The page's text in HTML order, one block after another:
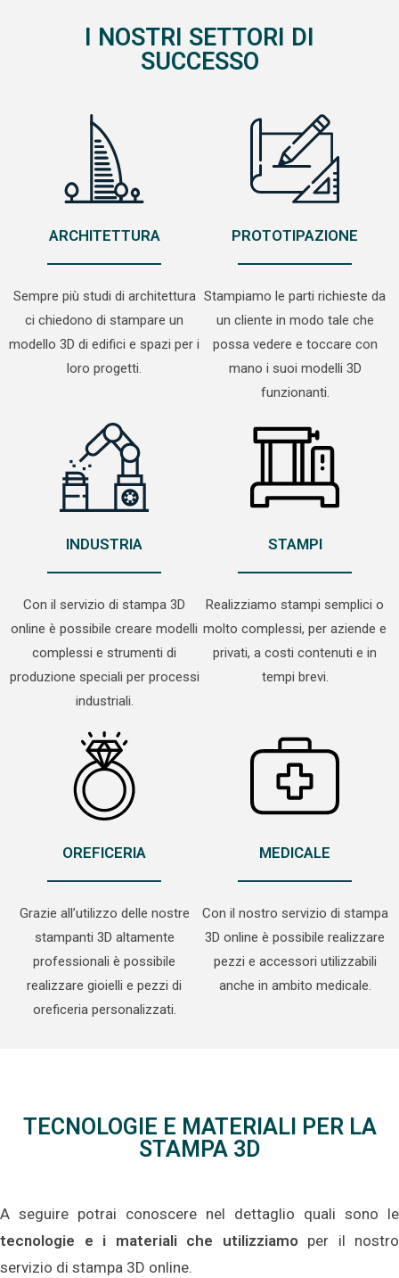
I NOSTRI SETTORI DI
SUCCESSO
ARCHITETTURA
Sempre più studi di architettura
ci chiedono di stampare un
modello 3D di edifici e spazi per i
loro progetti.
PROTOTIPAZIONE
Stampiamo le parti richieste da
un cliente in modo tale che
possa vedere e toccare con
mano i suoi modelli 3D
funzionanti.
INDUSTRIA
Con il servizio di stampa 3D
online è possibile creare modelli
complessi e strumenti di
produzione speciali per processi
industriali.
STAMPI
Realizziamo stampi semplici o
molto complessi, per aziende e
privati, a costi contenuti e in
tempi brevi.
OREFICERIA
Grazie all’utilizzo delle nostre
stampanti 3D altamente
professionali è possibile
realizzare gioielli e pezzi di
oreficeria personalizzati.
MEDICALE
Con il nostro servizio di stampa
3D online è possibile realizzare
pezzi e accessori utilizzabili
anche in ambito medicale.
TECNOLOGIE E MATERIALI PER LA
STAMPA 3D
A seguire potrai conoscere nel dettaglio quali sono le
tecnologie e i materiali che utilizziamoper il nostro
servizio di stampa 3D online.